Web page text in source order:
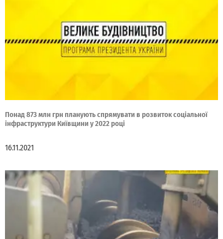
Понад 873 млн грн планують спрямувати в розвиток соціальної
інфраструктури Київщини у 2022 році
16.11.2021